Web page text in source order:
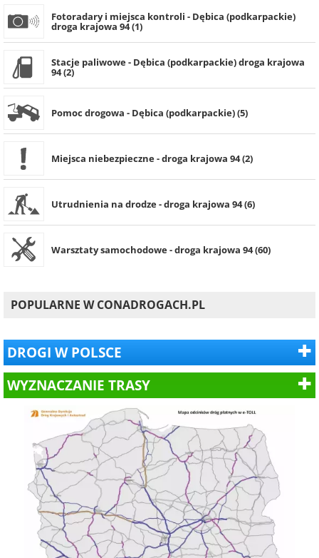
Fotoradary i miejsca kontroli - Dębica (podkarpackie)
droga krajowa 94 (1)
Stacje paliwowe - Dębica (podkarpackie) droga krajowa
94 (2)
Pomoc drogowa - Dębica (podkarpackie) (5)
Miejsca niebezpieczne - droga krajowa 94 (2)
Utrudnienia na drodze - droga krajowa 94 (6)
Warsztaty samochodowe - droga krajowa 94 (60)
POPULARNE W CONADROGACH.PL
DROGI W POLSCE
WYZNACZANIE TRASY